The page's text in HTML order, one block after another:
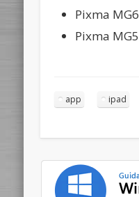
Pixma
Pixma
app ipad